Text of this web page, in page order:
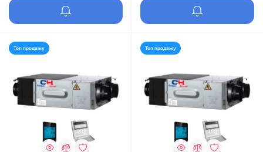
Топ продажу Топ продажу